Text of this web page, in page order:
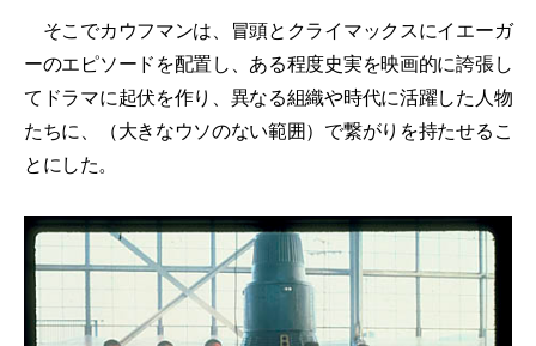
そこでカウフマンは、冒頭とクライマックスにイエーガ
ーのエピソードを配置し、ある程度史実を映画的に誇張し
てドラマに起伏を作り、異なる組織や時代に活躍した人物
たちに、（大きなウソのない範囲）で繋がりを持たせるこ
とにした。